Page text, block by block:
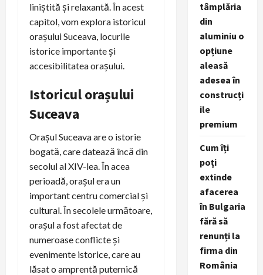
liniștită și relaxantă. În acest
capitol, vom explora istoricul
orașului Suceava, locurile
istorice importante și
accesibilitatea orașului.
Istoricul orașului
Suceava
Orașul Suceava are o istorie
bogată, care datează încă din
secolul al XIV-lea. În acea
perioadă, orașul era un
important centru comercial și
cultural. În secolele următoare,
orașul a fost afectat de
numeroase conflicte și
evenimente istorice, care au
lăsat o amprentă puternică
tâmplăria
din
aluminiu o
opțiune
aleasă
adesea în
construcți
ile
premium
Cum îți
poți
extinde
afacerea
în Bulgaria
fără să
renunți la
firma din
România